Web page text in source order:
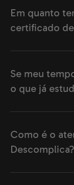
Em quanto
certificado
Se meu
o que já
Como é o
Descomplica?